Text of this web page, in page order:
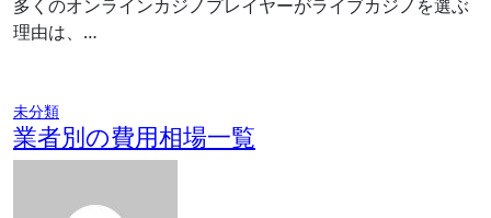
多くのオンラインカジノプレイヤーがライブカジノを選ぶ
理由は、…
未分類
業者別の費用相場一覧